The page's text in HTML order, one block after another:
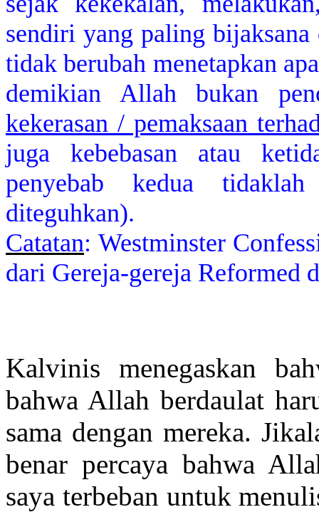
sendiri yang paling bijaksana
tidak berubah menetapkan
demikian Allah bukan
kekerasan / pemaksaan
juga kebebasan atau
penyebab kedua
diteguhkan).
Catatan: Westminster
dari Gereja-gereja Reformed
Kalvinis menegaskan
bahwa Allah berdaulat
sama dengan mereka.
benar percaya bahwa
saya terbeban untuk